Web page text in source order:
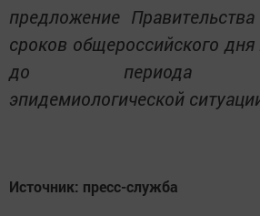
предложение
сроков общероссийского
до периода
эпидемиологической
Источник: пресс-служба